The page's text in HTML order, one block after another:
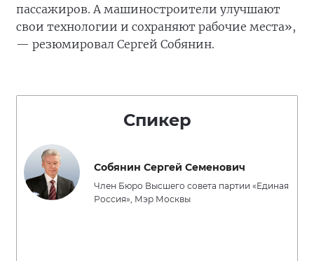
пассажиров. А машиностроители улучшают
свои технологии и сохраняют рабочие места»,
— резюмировал Сергей Собянин.
Спикер
Собянин Сергей Семенович
Член Бюро Высшего совета партии «Единая
Россия», Мэр Москвы